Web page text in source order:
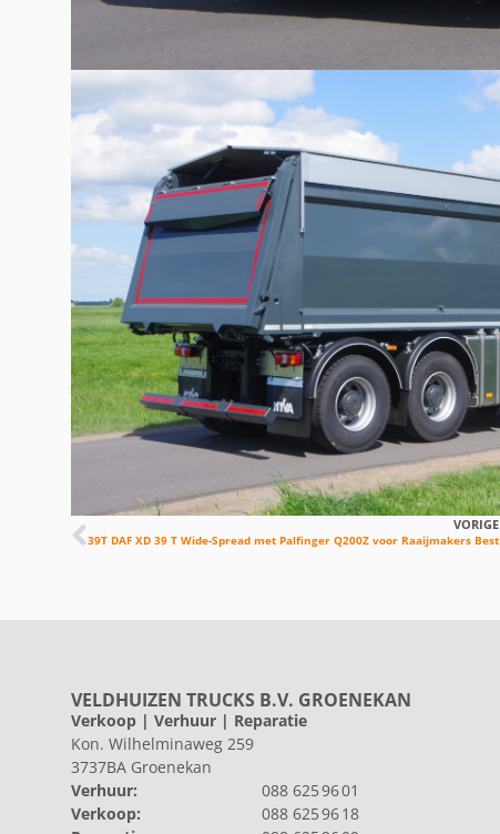
VORIGE
39T DAF XD 39 T Wide-Spread met Palfinger Q200Z voor Raaijmakers Best
VELDHUIZEN TRUCKS B.V. GROENEKAN
Verkoop | Verhuur | Reparatie
Kon. Wilhelminaweg 259
3737BA Groenekan
Verhuur:
088 625 96 01
Verkoop:
088 625 96 18